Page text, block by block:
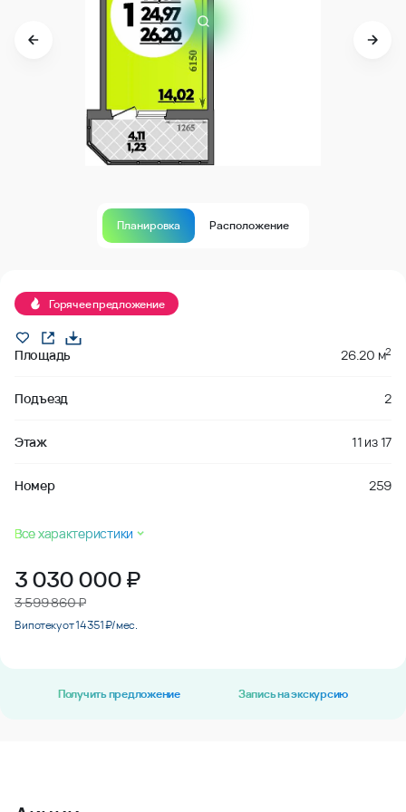
Планировка Расположение
Горячее предложение
Площадь 26.20 м2
Подъезд 2
Этаж 11 из17
Номер 259
Все характеристики
3 030 000₽
3 599 860 ₽
В ипотеку от 14 351 ₽/мес.
Получить предложение Запись на экскурсию